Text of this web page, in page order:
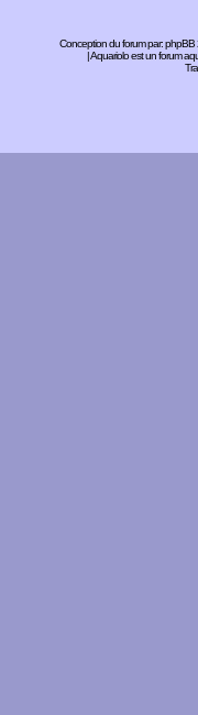
Conception du forum par:phpBB
| Aquariolo est un forum